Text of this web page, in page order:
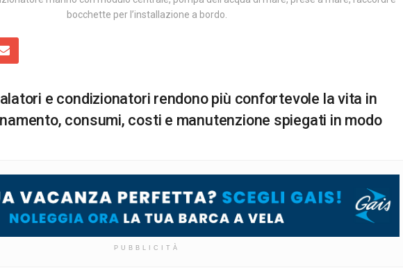
bocchette per l’installazione a bordo.
e condizionatori rendono più confortevole la vita in
consumi, costi e manutenzione spiegati in modo
PUBBLICITÀ